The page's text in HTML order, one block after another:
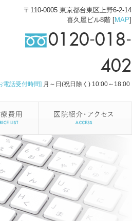
〒110-0005 東京都台東区上野6-2-14
喜久屋ビル8階 [MAP]
0120-018-
402
電話受付時間] 月～日(祝日除く) 10:00～18:00